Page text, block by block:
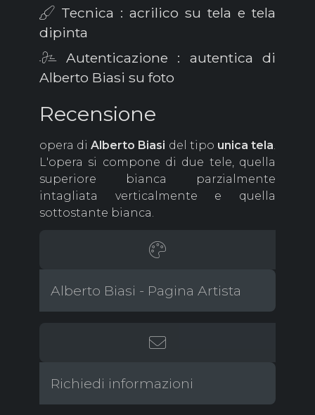
Tecnica : acrilico su tela e tela
dipinta
Autenticazione : autentica di
Alberto Biasi su foto
Recensione
opera diAlberto Biasi del tipo unica tela.
L'opera si compone di due tele, quella
superiore bianca parzialmente
intagliata verticalmente e quella
sottostante bianca.
Alberto Biasi - Pagina Artista
Richiedi informazioni